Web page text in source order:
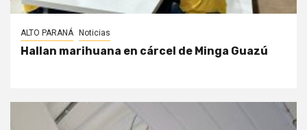
ALTO PARANÁ Noticias
Hallan marihuana en cárcel de Minga Guazú